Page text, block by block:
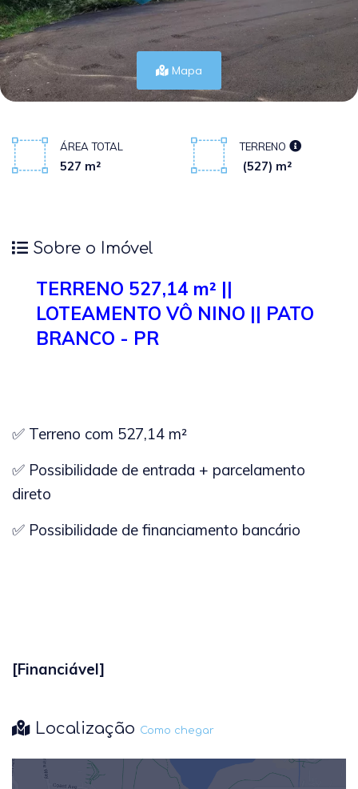
Mapa
ÁREA TOTAL
527 m²
TERRENO
(527) m²
Sobre o Imóvel
TERRENO 527,14 m² ||
LOTEAMENTO VÔ NINO || PATO
BRANCO - PR
✅ Terreno com 527,14 m²
✅ Possibilidade de entrada + parcelamento
direto
✅ Possibilidade de financiamento bancário
[Financiável]
Localização Como chegar